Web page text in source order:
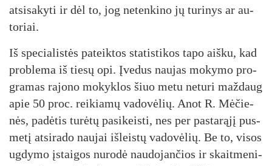
at­si­sa­ky­ti ir dėl to, jog ne­ten­ki­no jų tu­ri­nys ar au­
to­riai.
Iš spe­cia­lis­tės pa­teik­tos sta­tis­ti­kos ta­po aiš­ku, kad
pro­ble­ma iš tie­sų opi. Įve­dus nau­jas mo­ky­mo pro­
gra­mas ra­jo­no mo­kyk­los šiuo me­tu ne­tu­ri maž­daug
apie 50 pro­c. rei­kia­mų va­do­vė­lių. Anot R. Mė­čie­
nės, pa­dė­tis tu­rė­tų pa­si­keis­ti, nes per pa­sta­rą­jį pus­
me­tį at­si­ra­do nau­jai iš­leis­tų va­do­vė­lių. Be to, vi­sos
ug­dy­mo įstai­gos nu­ro­dė nau­do­jan­čios ir skait­me­ni­